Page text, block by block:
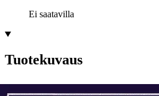
Ei saatavilla
Tuotekuvaus